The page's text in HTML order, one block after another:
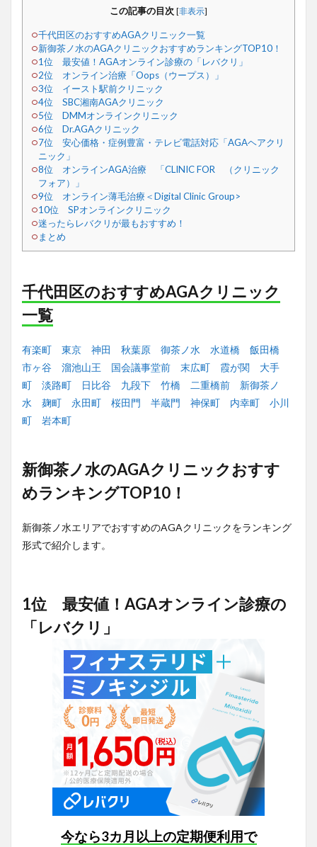
この記事の目次 [非表示]
千代田区のおすすめAGAクリニック一覧
新御茶ノ水のAGAクリニックおすすめランキングTOP10！
1位 最安値！AGAオンライン診療の「レバクリ」
2位 オンライン治療「Oops（ウープス）」
3位 イースト駅前クリニック
4位 SBC湘南AGAクリニック
5位 DMMオンラインクリニック
6位 Dr.AGAクリニック
7位 安心価格・症例豊富・テレビ電話対応「AGAヘアクリ
ニック」
8位 オンラインAGA治療 「CLINIC FOR （クリニック
フォア）」
9位 オンライン薄毛治療＜Digital Clinic Group>
10位 SPオンラインクリニック
迷ったらレバクリが最もおすすめ！
まとめ
千代田区のおすすめAGAクリニック
一覧
有楽町 東京 神田 秋葉原 御茶ノ水 水道橋
飯田橋
市ヶ谷
溜池山王 国会議事堂前 末広町 霞が関
大手
町
淡路町 日比谷 九段下 竹橋 二重橋前
新御茶ノ
水
麹町 永田町 桜田門 半蔵門 神保町 内幸町
小川
町
岩本町
新御茶ノ水のAGAクリニックおすす
めランキングTOP10！
新御茶ノ水エリアでおすすめのAGAクリニックをランキング
形式で紹介します。
1位 最安値！AGAオンライン診療の
「レバクリ」
今なら3カ月以上の定期便利用で